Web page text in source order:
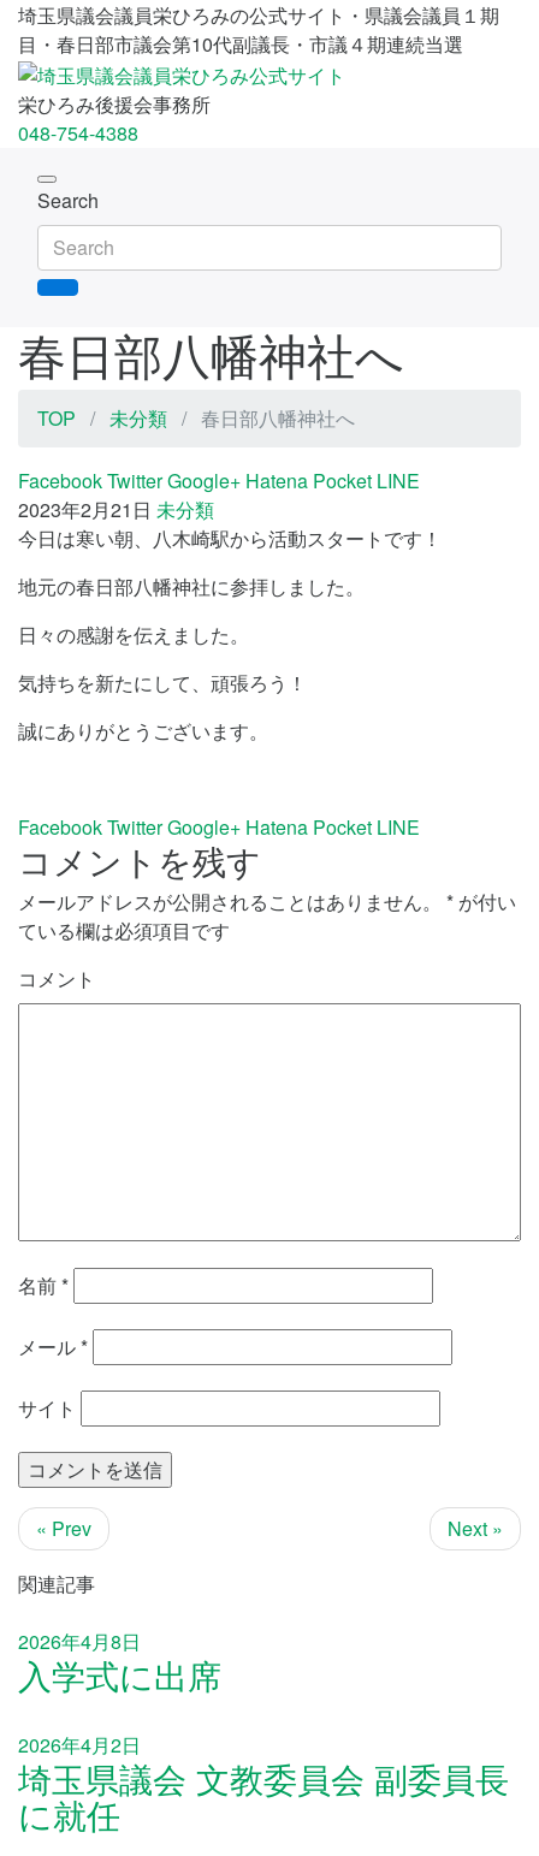
埼玉県議会議員栄ひろみの公式サイト・県議会議員１期
目・春日部市議会第10代副議長・市議４期連続当選
栄ひろみ後援会事務所
048-754-4388
Toggle
navigation
Search
春日部八幡神社へ
TOP 未分類 春日部八幡神社へ
FacebookTwitterGoogle+ Hatena Pocket LINE
2023年2月21日 未分類
今日は寒い朝、八木崎駅から活動スタートです！
地元の春日部八幡神社に参拝しました。
日々の感謝を伝えました。
気持ちを新たにして、頑張ろう！
誠にありがとうございます。
FacebookTwitterGoogle+ Hatena Pocket LINE
コメントを残す
メールアドレスが公開されることはありません。 * が付い
ている欄は必須項目です
コメント
名前*
メール*
サイト
« Prev
Next »
関連記事
2026年4月8日
入学式に出席
2026年4月2日
埼玉県議会 文教委員会 副委員長
に就任